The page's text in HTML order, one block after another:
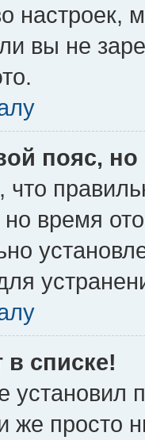
настроек,
вы не
пояс,
но время
в списке!
установил
же просто